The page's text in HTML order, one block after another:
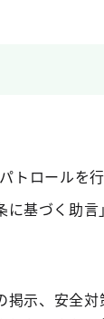
ロールを行
基づく助
掲示、安全対